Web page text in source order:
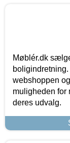
Møblér.dk
webshoppen
muligheden for
deres udvalg.